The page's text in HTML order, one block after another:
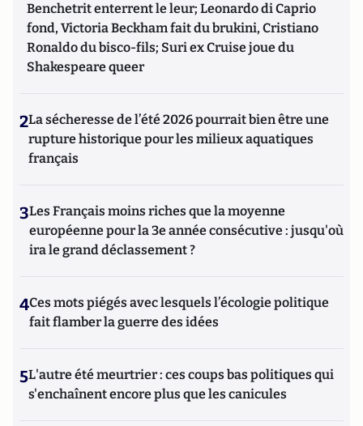
Benchetrit enterrent le leur; Leonardo di Caprio
fond, Victoria Beckham fait du brukini, Cristiano
Ronaldo du bisco-fils; Suri ex Cruise joue du
Shakespeare queer
2La sécheresse de l’été 2026 pourrait bien être une
rupture historique pour les milieux aquatiques
français
3Les Français moins riches que la moyenne
européenne pour la 3e année consécutive : jusqu'où
ira le grand déclassement ?
4Ces mots piégés avec lesquels l’écologie politique
fait flamber la guerre des idées
5L'autre été meurtrier : ces coups bas politiques qui
s'enchaînent encore plus que les canicules